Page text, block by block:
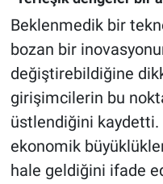
Beklenmedik bir
bozan bir
değiştirebildiğine
girişimcilerin bu
üstlendiğini kaydetti.
ekonomik
hale geldiğini ifade